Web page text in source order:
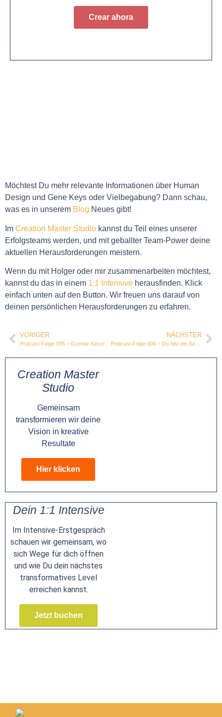
Crear ahora
Möchtest Du mehr relevante Informationen über Human
Design und Gene Keys oder Vielbegabung? Dann schau,
was es in unserem Blog Neues gibt!
Im Creation Master Studio kannst du Teil eines unserer
Erfolgsteams werden, und mit geballter Team-Power deine
aktuellen Herausforderungen meistern.
Wenn du mit Holger oder mir zusammenarbeiten möchtest,
kannst du das in einem 1:1 Intensive herausfinden. Klick
einfach unten auf den Button. Wir freuen uns darauf von
deinen persönlichen Herausforderungen zu erfahren.
VORIGER NÄCHSTER
Creation Master
Studio
Gemeinsam
transformieren wir deine
Vision in kreative
Resultate
Hier klicken
Dein 1:1 Intensive
Im Intensive-Erstgespräch
schauen wir gemeinsam, wo
sich Wege für dich öffnen
und wie Du dein nächstes
transformatives Level
erreichen kannst.
Jetzt buchen